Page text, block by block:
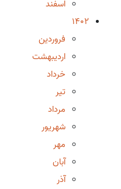
اسفند
1402
فروردین
اردیبهشت
خرداد
تیر
مرداد
شهریور
مهر
آبان
آذر